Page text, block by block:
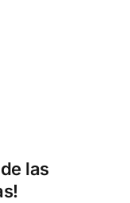
las